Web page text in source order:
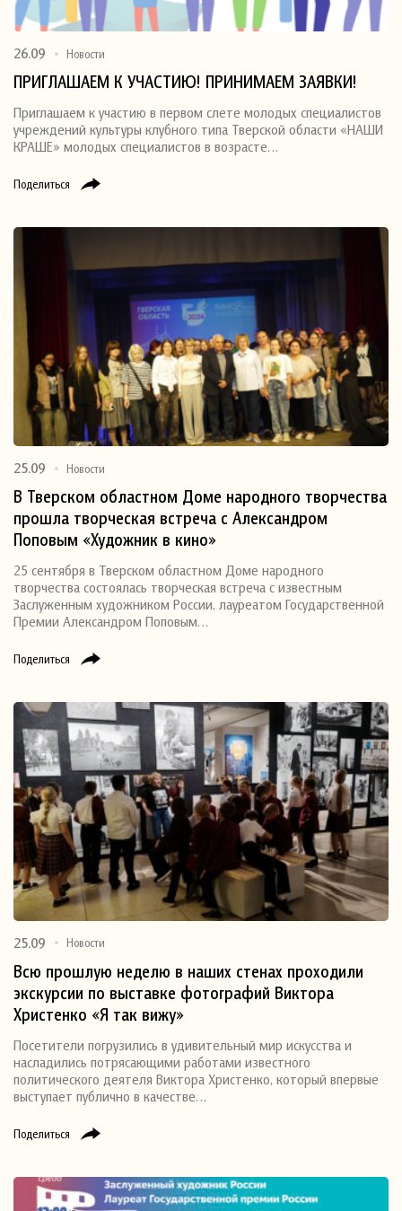
Поделиться
26.09 Новости
ПРИГЛАШАЕМ К УЧАСТИЮ! ПРИНИМАЕМ ЗАЯВКИ!
Приглашаем к участию в первом слете молодых специалистов
учреждений культуры клубного типа Тверской области «НАШИ
КРАШЕ» молодых специалистов в возрасте…
Поделиться
25.09 Новости
В Тверском областном Доме народного творчества
прошла творческая встреча с Александром
Поповым «Художник в кино»
25 сентября в Тверском областном Доме народного
творчества состоялась творческая встреча с известным
Заслуженным художником России, лауреатом Государственной
Премии Александром Поповым…
Поделиться
25.09 Новости
Всю прошлую неделю в наших стенах проходили
экскурсии по выставке фотографий Виктора
Христенко «Я так вижу»
Посетители погрузились в удивительный мир искусства и
насладились потрясающими работами известного
политического деятеля Виктора Христенко, который впервые
выступает публично в качестве…